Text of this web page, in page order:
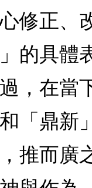
修正、
的具體
，在當
和「鼎
推而廣